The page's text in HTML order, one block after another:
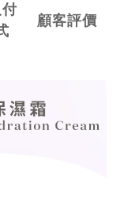
顧客評價